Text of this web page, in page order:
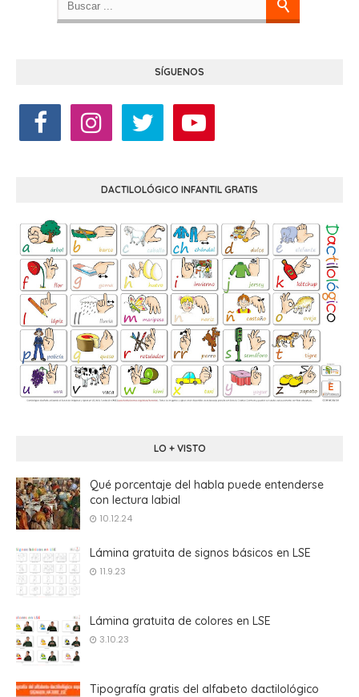
SÍGUENOS
DACTILOLÓGICO INFANTIL GRATIS
LO + VISTO
Qué porcentaje del habla puede entenderse
con lectura labial
10.12.24
Lámina gratuita de signos básicos en LSE
11.9.23
Lámina gratuita de colores en LSE
3.10.23
Tipografía gratis del alfabeto dactilológico